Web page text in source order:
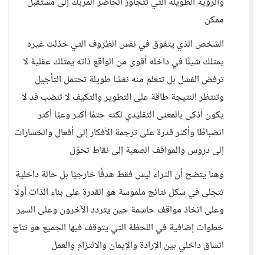
ممكن
الشخص الذي يتفوق في نفس الظروف التي خذلت غيره
يمتلك شيئًا في داخله أقوى من الواقع ذاته يمتلك عقلية لا
ترفض الفشل بل تتعلم منه نفسًا طويلة تحتمل التأجيل
وتنتظر النتيجة طاقة على التطوير والتكيف لا تنضب قد لا
يكون أذكى بالمعنى التقليدي لكنه حتمًا أكثر وعيًا أكثر
انضباطًا وأكثر قدرة على ترجمة الأفكار إلى أفعال والخسارات
إلى دروس والمواقف الصعبة إلى نقاط تحوّل
وهنا يتضح أن الثراء ليس فقط هدفًا خارجيًا بل حالة داخلية
تتجلى في شكل نتائج ملموسة هو القدرة على بناء الذات أولًا
وعلى اتخاذ مواقف حاسمة حين يتردد الآخرون وعلى السير
خطوات إضافية في اللحظة التي يتوقف فيها الجميع هو نتاج
اتساق داخلي بين الإرادة والإيمان والالتزام والعمل